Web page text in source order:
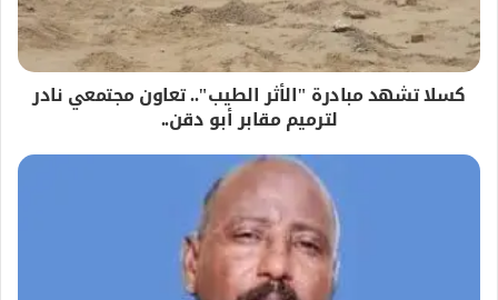
كسلا تشهد مبادرة "الأثر الطيب".. تعاون مجتمعي نادر
لترميم مقابر أبو دقن..